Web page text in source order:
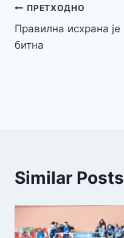
Кретање
чланка
ПРЕТХОДНО
Правилна исхрана је
битна
Similar Posts